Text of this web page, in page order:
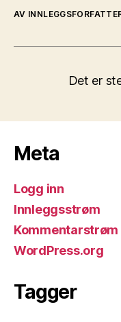
AV
Det er
Meta
Logg inn
Innleggsstrøm
Kommentarstrøm
WordPress.org
Tagger